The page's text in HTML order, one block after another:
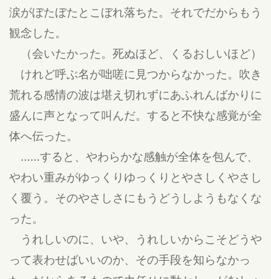
涙がぼたぼたとこぼれ落ちた。それでだからもう
観念した。
（会いたかった。死ぬほど、くるおしいほど）
けれど呼ぶ名が咄嗟に見つからなかった。吹き
荒れる感情の波は堪え切れずにあふれんばかりに
盛んに声となって叫んだ。すると不快な感覚が全
体へ伝った。
……すると、やわらかな感触が全体を包んで、
やわい重みがゆっくりゆっくりとやさしくやさし
く覆う。そのやさしさにもうどうしようもなくな
った。
うれしいのに、いや、うれしいからこそどうや
って表わせばいいのか、その手段を知らなかっ